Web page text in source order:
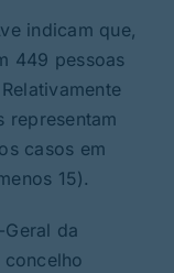
indicam que,
449 pessoas
representam
casos em
15).
da